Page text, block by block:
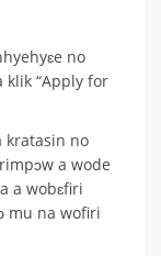
no
klik “Apply for
kratasin no
a wode
a wobɛfiri
mu na wofiri